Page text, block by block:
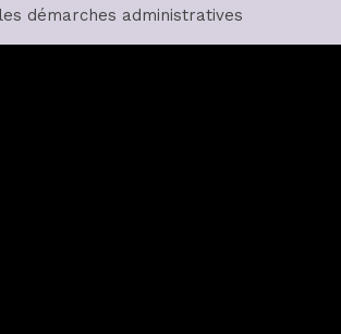
démarches administratives